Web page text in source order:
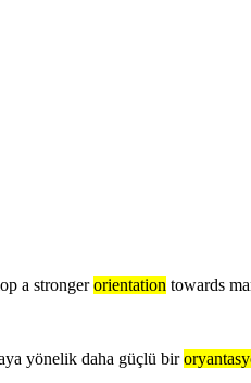
a stronger orientation towards
yönelik daha güçlü bir